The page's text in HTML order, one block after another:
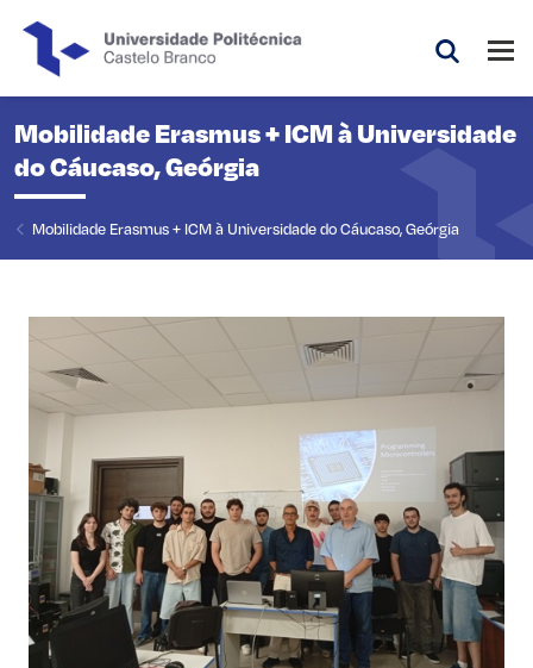
Mobilidade Erasmus + ICM à Universidade
do Cáucaso, Geórgia
Mobilidade Erasmus + ICM à Universidade do Cáucaso, Geórgia